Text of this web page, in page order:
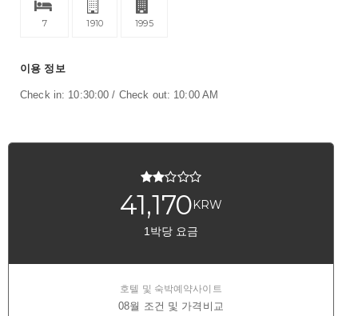
7 1910 1995
이용 정보
Check in: 10:30:00 / Check out: 10:00 AM
41,170KRW
1박당 요금
호텔 및 숙박예약사이트
08월 조건 및 가격비교